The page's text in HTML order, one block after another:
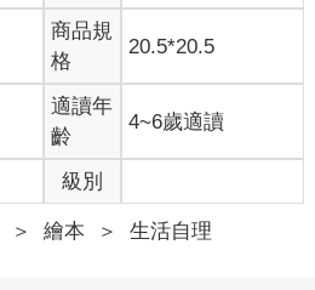
商品規
格
20.5*20.5
適讀年
齡
4~6歲適讀
級別
＞ 繪本 ＞ 生活自理